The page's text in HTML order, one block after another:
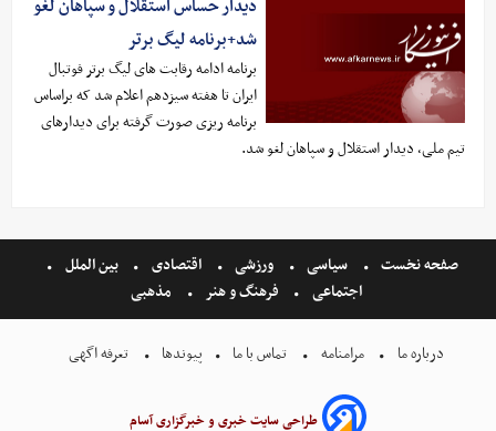
دیدار حساس استقلال و سپاهان لغو
شد+برنامه لیگ برتر
برنامه ادامه رقابت های لیگ برتر فوتبال
ایران تا هفته سیزدهم اعلام شد که براساس
برنامه ریزی صورت گرفته برای دیدارهای
تیم ملی، دیدار استقلال و سپاهان لغو شد.
صفحه نخست سیاسی ورزشی اقتصادی
بین الملل
اجتماعی
فرهنگ و هنر مذهبی
درباره ما مرامنامه تماس با ما پیوندها تعرفه اگهی
طراحی سایت خبری و خبرگزاری آسام